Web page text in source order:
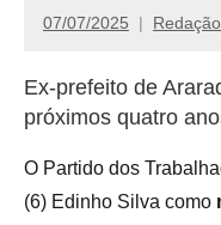
07/07/2025 Redação
Ex-prefeito de
próximos quatro
O Partido dos
(6) Edinho Silva como